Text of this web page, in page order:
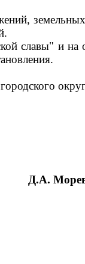
славы" и